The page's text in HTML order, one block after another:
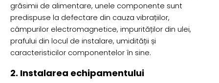
grăsimii de alimentare, unele componente sunt
predispuse la defectare din cauza vibrațiilor,
câmpurilor electromagnetice, impurităților din ulei,
prafului din locul de instalare, umidității și
caracteristicilor componentelor în sine.
2. Instalarea echipamentului